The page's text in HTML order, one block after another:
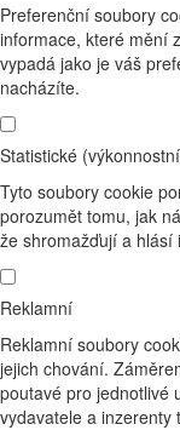
Preferenční soubory
informace, které mění
vypadá jako je váš
nacházíte.
Statistické
Tyto soubory cookie
porozumět tomu, jak
že shromažďují a hlásí
Reklamní
Reklamní soubory
jejich chování.
poutavé pro jednotlivé
vydavatele a inzerenty